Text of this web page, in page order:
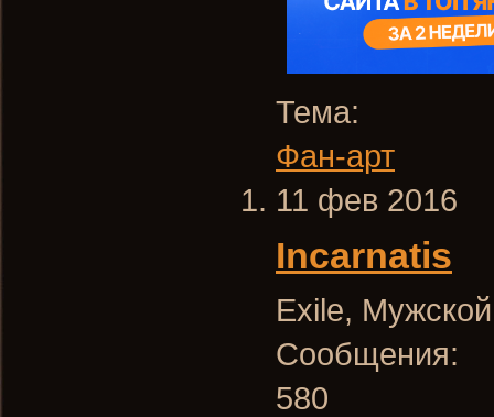
Тема:
Фан-арт
11 фев 2016
Incarnatis
Exile, Мужской
Сообщения:
580